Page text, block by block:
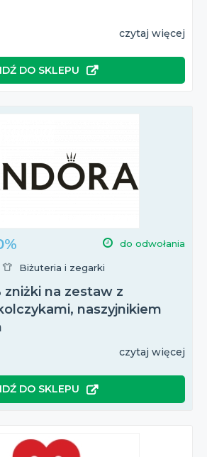
czytaj więcej
IDŹ DO SKLEPU
do odwołania
Biżuteria i zegarki
zniżki na zestaw z
naszyjnikiem
czytaj więcej
IDŹ DO SKLEPU